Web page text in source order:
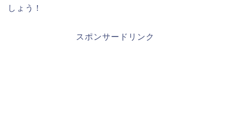
しょう！
スポンサードリンク